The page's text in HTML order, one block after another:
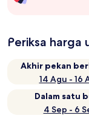
Periksa harga
Akhir pekan
14 Agu - 16
Dalam satu
4 Sep - 6